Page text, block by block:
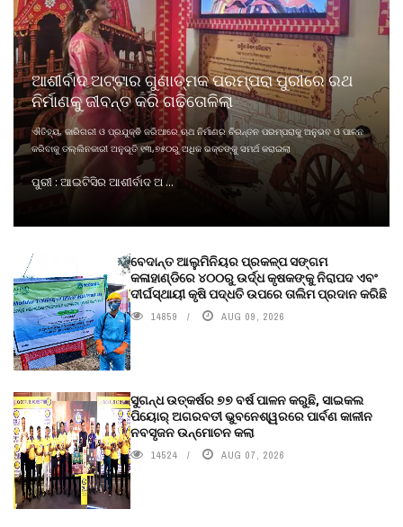
ଆଶୀର୍ବାଦ ଅଟ୍ଟାର ଗୁଣାତ୍ମକ ପରମ୍ପରା ପୁରୀରେ ରଥ
ନିର୍ମାଣକୁ ଜୀବନ୍ତ କରି ଗଢିତୋଳିଲା
ଐତିହ୍ୟ, କାରିଗରୀ ଓ ପ୍ରଯୁକ୍ତି ଜରିଆରେ ଋଥ ନିର୍ମାଣର ଚିରନ୍ତନ ପରମ୍ପରାକୁ ଅନୁଭବ ଓ ପାଳନ
କରିବାକୁ ତଲ୍ଲିନକାରୀ ଅନୁଭୂତି ୧୩,୭୫୦ରୁ ଅଧିକ ଭକ୍ତଙ୍କୁ ସମର୍ଥ କରାଇଲା
ପୁରୀ : ଆଇଟିସିର ଆଶୀର୍ବାଦ ଅ ...
ବେଦାନ୍ତ ଆଲୁମିନିୟର ପ୍ରକଳ୍ପ ସଙ୍ଗମ
କଳାହାଣ୍ଡିରେ ୪୦୦ରୁ ଉର୍ଦ୍ଧ କୃଷକଙ୍କୁ ନିରାପଦ ଏବଂ
ଦୀର୍ଘସ୍ଥାୟୀ କୃଷି ପଦ୍ଧତି ଉପରେ ତାଲିମ ପ୍ରଦାନ କରିଛି
14859 AUG 09, 2026
ସୁଗନ୍ଧ ଉତ୍କର୍ଷର ୭୭ ବର୍ଷ ପାଳନ କରୁଛି, ସାଇକଲ
ପିୟୋର୍‌ ଅଗରବତୀ ଭୁବନେଶ୍ୱରରେ ପାର୍ବଣ କାଳୀନ
ନବସୃଜନ ଉନ୍ମୋଚନ କଲା
14524 AUG 07, 2026